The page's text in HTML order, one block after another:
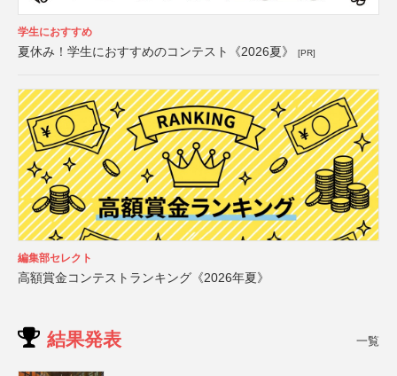
学生におすすめ
夏休み！学生におすすめのコンテスト《2026夏》 [PR]
編集部セレクト
高額賞金コンテストランキング《2026年夏》
結果発表 一覧